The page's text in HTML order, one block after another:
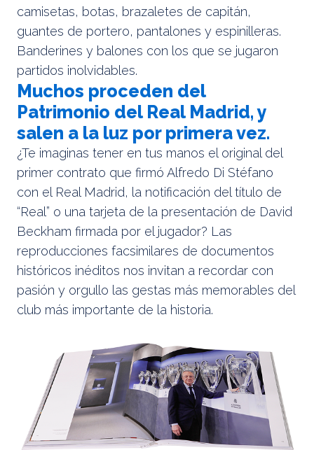
camisetas, botas, brazaletes de capitán,
guantes de portero, pantalones y espinilleras.
Banderines y balones con los que se jugaron
partidos inolvidables.
Muchos proceden del
Patrimonio del Real Madrid, y
salen a la luz por primera vez.
¿Te imaginas tener en tus manos el original del
primer contrato que firmó Alfredo Di Stéfano
con el Real Madrid, la notificación del título de
“Real” o una tarjeta de la presentación de David
Beckham firmada por el jugador? Las
reproducciones facsimilares de documentos
históricos inéditos nos invitan a recordar con
pasión y orgullo las gestas más memorables del
club más importante de la historia.